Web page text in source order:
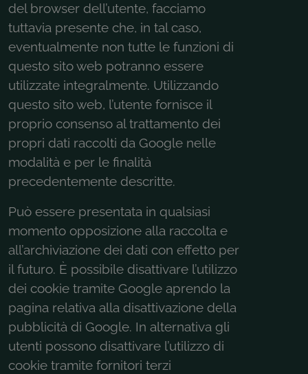
del browser dell’utente, facciamo
tuttavia presente che, in tal caso,
eventualmente non tutte le funzioni di
questo sito web potranno essere
utilizzate integralmente. Utilizzando
questo sito web, l’utente fornisce il
proprio consenso al trattamento dei
propri dati raccolti da Google nelle
modalità e per le finalità
precedentemente descritte.
Può essere presentata in qualsiasi
momento opposizione alla raccolta e
all’archiviazione dei dati con effetto per
il futuro. È possibile disattivare l’utilizzo
dei cookie tramite Google aprendo la
pagina relativa alla disattivazione della
pubblicità di Google. In alternativa gli
utenti possono disattivare l’utilizzo di
cookie tramite fornitori terzi